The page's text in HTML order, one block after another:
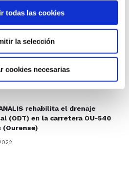
todas las cookies
la selección
cookies necesarias
rehabilita los coletores de
en Vila Nova de Gaia (Porto)
rehabilita el drenaje
(ODT) en la carretera OU-540
(Ourense)